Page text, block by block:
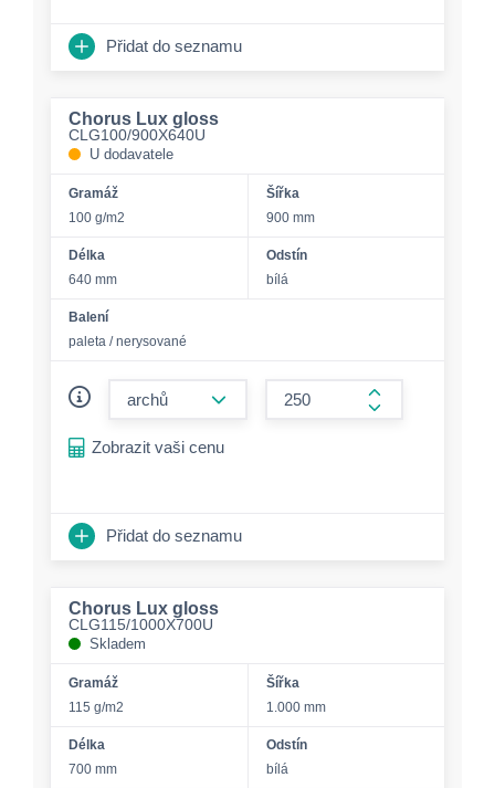
Přidat do seznamu
Chorus Lux gloss
CLG100/900X640U
U dodavatele
Gramáž
100 g/m2
Šířka
900 mm
Délka
640 mm
Odstín
bílá
Balení
paleta / nerysované
form.increase-
Zobrazit vaši cenu
Přidat do seznamu
Chorus Lux gloss
CLG115/1000X700U
Skladem
Gramáž
115 g/m2
Šířka
1.000 mm
Délka
700 mm
Odstín
bílá